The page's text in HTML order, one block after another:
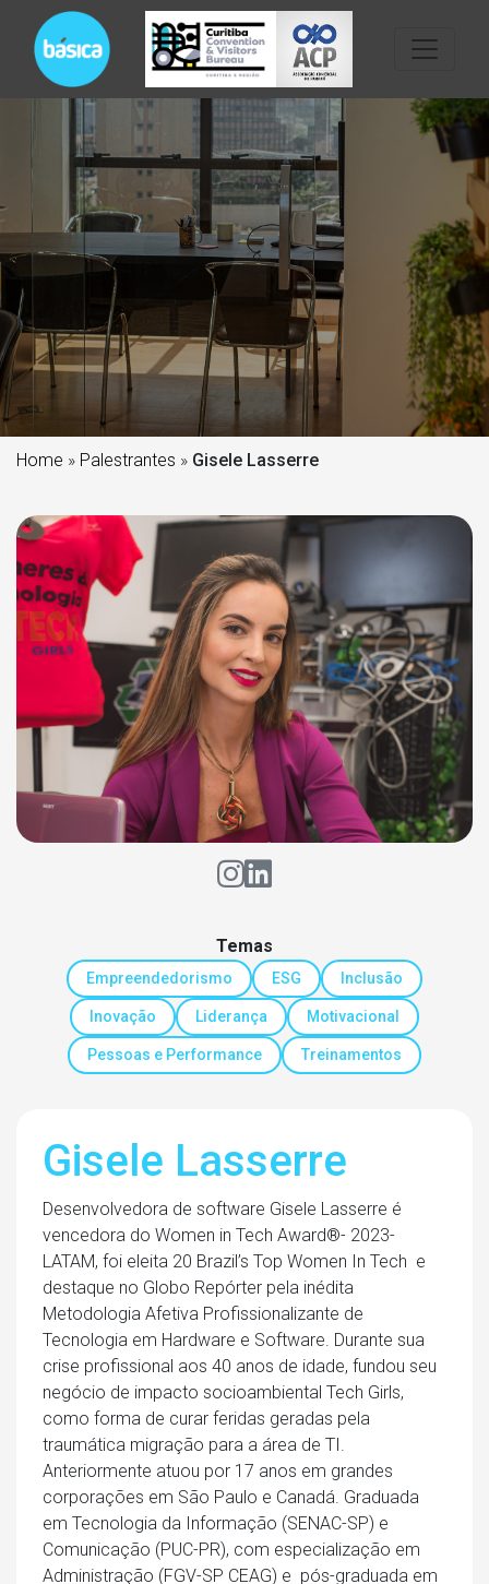
Home » Palestrantes » Gisele Lasserre
Temas
Empreendedorismo ESG Inclusão
Inovação Liderança Motivacional
Pessoas e Performance Treinamentos
Gisele Lasserre
Desenvolvedora de software Gisele Lasserre é
vencedora do Women in Tech Award®- 2023-
LATAM, foi eleita 20 Brazil’s Top Women In Tech e
destaque no Globo Repórter pela inédita
Metodologia Afetiva Profissionalizante de
Tecnologia em Hardware e Software. Durante sua
crise profissional aos 40 anos de idade, fundou seu
negócio de impacto socioambiental Tech Girls,
como forma de curar feridas geradas pela
traumática migração para a área de TI.
Anteriormente atuou por 17 anos em grandes
corporações em São Paulo e Canadá. Graduada
em Tecnologia da Informação (SENAC-SP) e
Comunicação (PUC-PR), com especialização em
Administração (FGV-SP CEAG) e pós-graduada em